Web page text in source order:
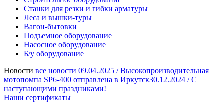
Станки для резки и гибки арматуры
Леса и вышки-туры
Вагон-бытовки
Подъемное оборудование
Насосное оборудование
Б/у оборудование
Новости все новости 09.04.2025 /Высокопроизводительная
мотопомпа SP6-400 отправлена в Иркутск30.12.2024 /С
наступающими праздниками!
Наши сертификаты